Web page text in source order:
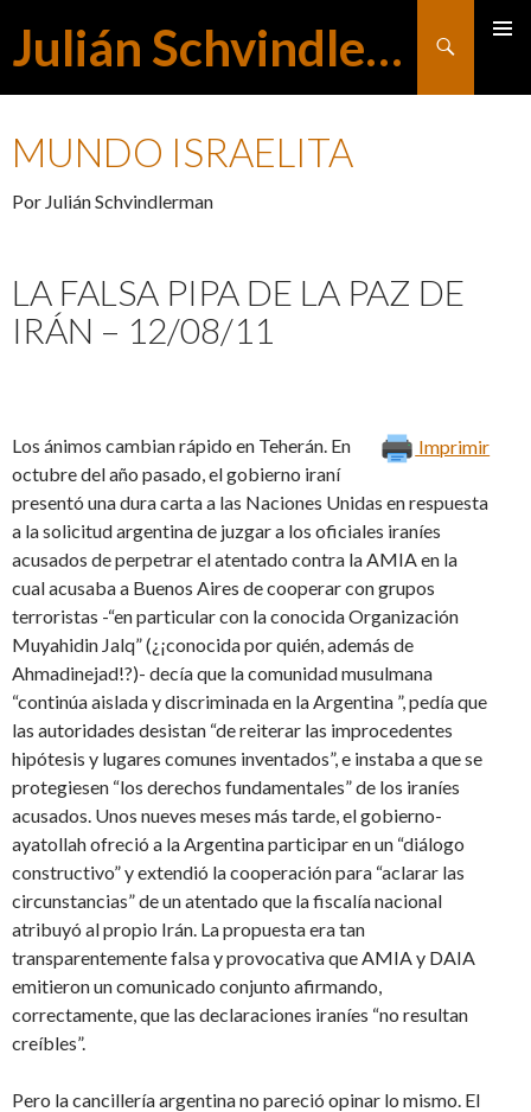
Julián Schvindlerman
Buscar
MUNDO ISRAELITA
Por Julián Schvindlerman
LA FALSA PIPA DE LA PAZ DE
IRÁN – 12/08/11
Imprimir
Los ánimos cambian rápido en Teherán. En
octubre del año pasado, el gobierno iraní
presentó una dura carta a las Naciones Unidas en respuesta
a la solicitud argentina de juzgar a los oficiales iraníes
acusados de perpetrar el atentado contra la AMIA en la
cual acusaba a Buenos Aires de cooperar con grupos
terroristas -“en particular con la conocida Organización
Muyahidin Jalq” (¿¡conocida por quién, además de
Ahmadinejad!?)- decía que la comunidad musulmana
“continúa aislada y discriminada en la Argentina ”, pedía que
las autoridades desistan “de reiterar las improcedentes
hipótesis y lugares comunes inventados”, e instaba a que se
protegiesen “los derechos fundamentales” de los iraníes
acusados. Unos nueves meses más tarde, el gobierno-
ayatollah ofreció a la Argentina participar en un “diálogo
constructivo” y extendió la cooperación para “aclarar las
circunstancias” de un atentado que la fiscalía nacional
atribuyó al propio Irán. La propuesta era tan
transparentemente falsa y provocativa que AMIA y DAIA
emitieron un comunicado conjunto afirmando,
correctamente, que las declaraciones iraníes “no resultan
creíbles”.
Pero la cancillería argentina no pareció opinar lo mismo. El